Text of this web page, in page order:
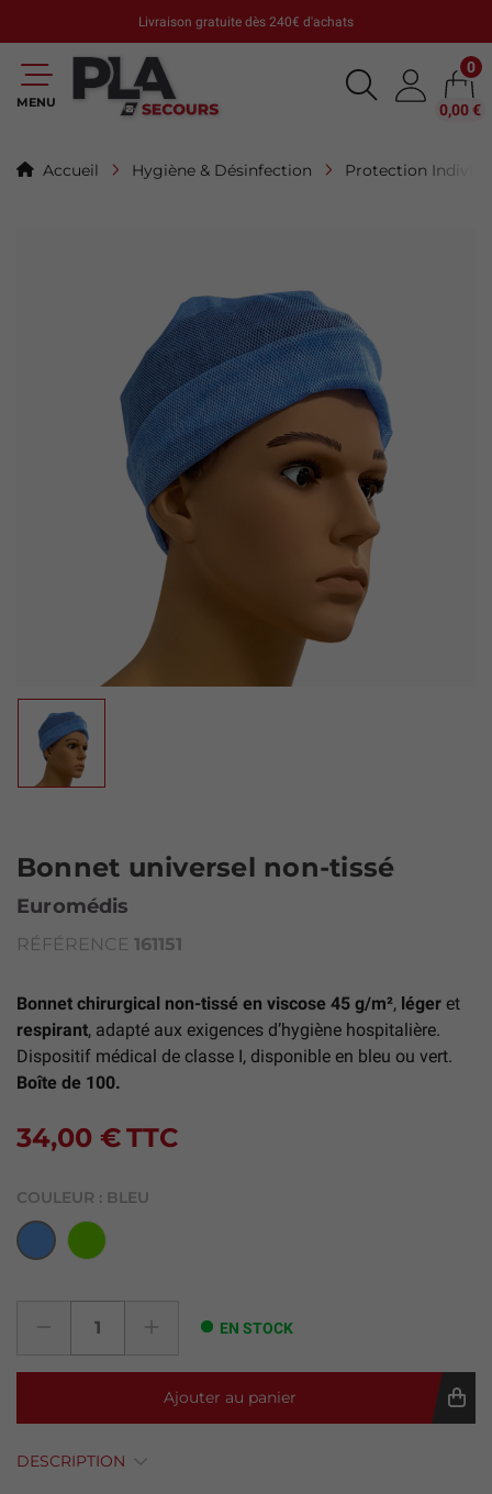
Livraison gratuite dès 240€ d'achats
MENU
0
0,00 €
Accueil Hygiène & Désinfection Protection
Bonnet universel non-tissé
Euromédis
RÉFÉRENCE 161151
Bonnet chirurgical non-tissé en viscose 45 g/m², léger et
respirant, adapté aux exigences d’hygiène hospitalière.
Dispositif médical de classe I, disponible en bleu ou vert.
Boîte de 100.
34,00 €TTC
COULEUR : BLEU
Bleu Vert
EN STOCK
Ajouter au panier
DESCRIPTION